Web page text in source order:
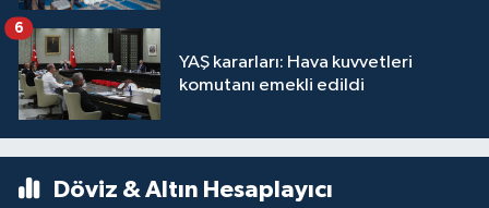
YAŞ kararları: Hava kuvvetleri
komutanı emekli edildi
6
Döviz & Altın Hesaplayıcı